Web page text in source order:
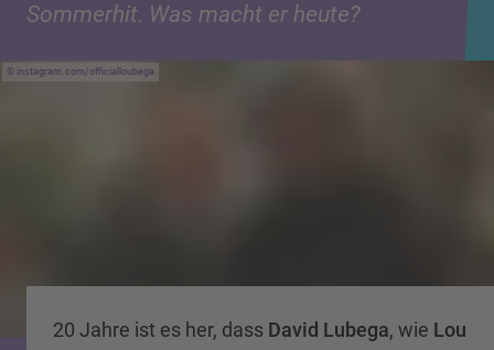
Sommerhit. Was macht er heute?
instagram.com/officialloubega
20 Jahre ist es her, dass David Lubega, wie Lou